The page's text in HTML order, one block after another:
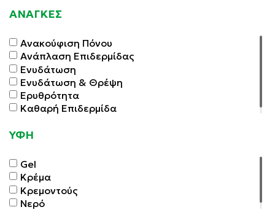
ΑΝΑΓΚΕΣ
Ανακούφιση Πόνου
Ανάπλαση Επιδερμίδας
Ενυδάτωση
Ενυδάτωση & Θρέψη
Ερυθρότητα
Καθαρή Επιδερμίδα
ΥΦΗ
Gel
Κρέμα
Κρεμοντούς
Νερό